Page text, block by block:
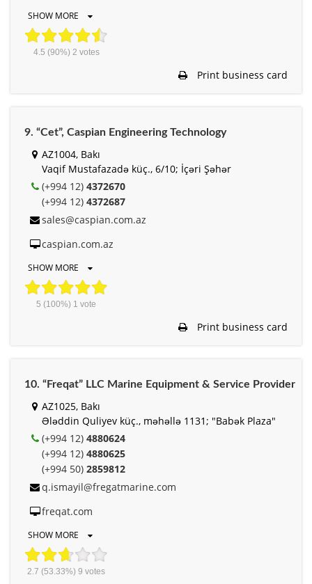
SHOW MORE
4.5 (90%) 2 votes
Print business card
9. “Cet”, Caspian Engineering Technology
AZ1004, Bakı
Vaqif Mustafazadə küç., 6/10; İçəri Şəhər
(+994 12) 4372670
(+994 12) 4372687
sales@caspian.com.az
caspian.com.az
SHOW MORE
5 (100%) 1 vote
Print business card
10. “Freqat” LLC Marine Equipment & Service Provider
AZ1025, Bakı
Ələddin Quliyev küç., məhəllə 1131; "Babək Plaza"
(+994 12) 4880624
(+994 12) 4880625
(+994 50) 2859812
q.ismayil@fregatmarine.com
freqat.com
SHOW MORE
2.7 (53.33%) 9 votes